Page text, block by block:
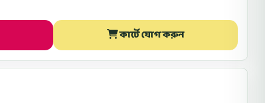
কার্টে যোগ করুন